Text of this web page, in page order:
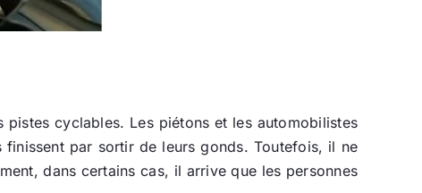
pistes cyclables. Les piétons et les automobilistes
par sortir de leurs gonds. Toutefois, il ne
dans certains cas, il arrive que les personnes